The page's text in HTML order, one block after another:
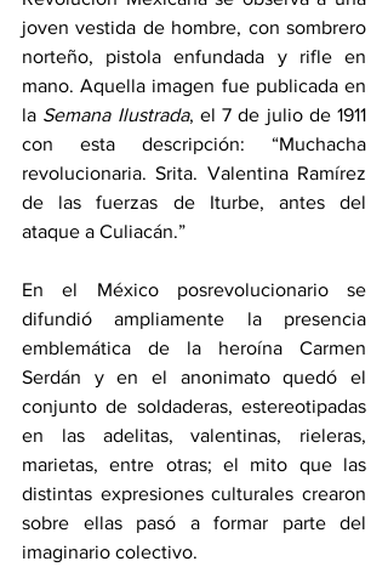
joven vestida de hombre, con sombrero
norteño, pistola enfundada y rifle en
mano. Aquella imagen fue publicada en
la Semana Ilustrada, el 7 de julio de 1911
con esta descripción: “Muchacha
revolucionaria. Srita. Valentina Ramírez
de las fuerzas de Iturbe, antes del
ataque a Culiacán.”
En el México posrevolucionario se
difundió ampliamente la presencia
emblemática de la heroína Carmen
Serdán y en el anonimato quedó el
conjunto de soldaderas, estereotipadas
en las adelitas, valentinas, rieleras,
marietas, entre otras; el mito que las
distintas expresiones culturales crearon
sobre ellas pasó a formar parte del
imaginario colectivo.